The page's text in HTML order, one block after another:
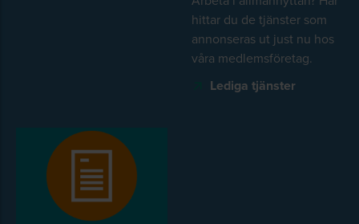
hittar du de tjänster som
annonseras ut just nu hos
våra medlemsföretag.
Lediga tjänster